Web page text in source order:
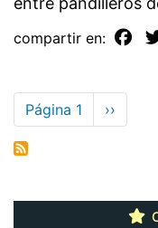
compartir en:
Paginación
Página 1
Siguiente
página
››